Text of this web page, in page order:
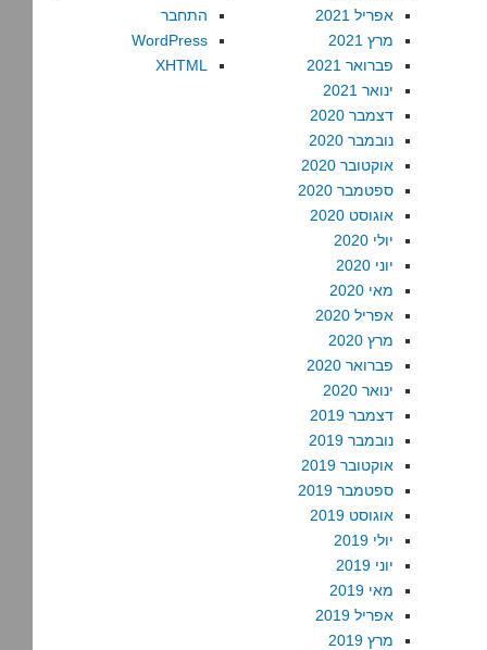
אפריל 2021
מרץ 2021
פברואר 2021
ינואר 2021
דצמבר 2020
נובמבר 2020
אוקטובר 2020
ספטמבר 2020
אוגוסט 2020
יולי 2020
יוני 2020
מאי 2020
אפריל 2020
מרץ 2020
פברואר 2020
ינואר 2020
דצמבר 2019
נובמבר 2019
אוקטובר 2019
ספטמבר 2019
אוגוסט 2019
יולי 2019
יוני 2019
מאי 2019
אפריל 2019
מרץ 2019
התחבר
WordPress
XHTML